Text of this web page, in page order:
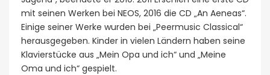
mit seinen Werken bei NEOS, 2016 die CD „An Aeneas“.
Einige seiner Werke wurden bei „Peermusic Classical“
herausgegeben. Kinder in vielen Ländern haben seine
Klavierstücke aus „Mein Opa und ich“ und „Meine
Oma und ich“ gespielt.